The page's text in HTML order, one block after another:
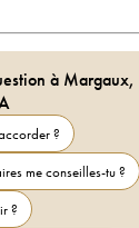
à Margaux,
?
me conseilles-tu ?
?